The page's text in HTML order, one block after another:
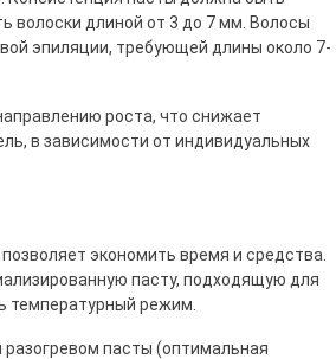
волоски длиной от 3 до 7 мм. Волосы
эпиляции, требующей длины около 7-
роста, что снижает
в зависимости от индивидуальных
позволяет экономить время и средства.
пасту, подходящую для
температурный режим.
пасты (оптимальная